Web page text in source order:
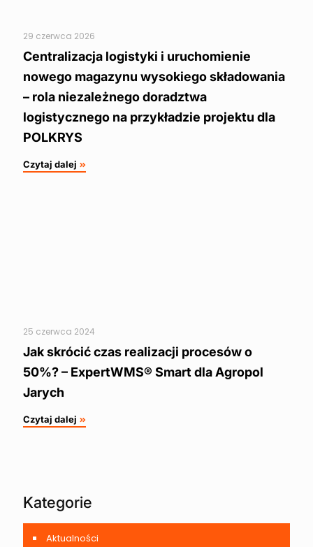
29 czerwca 2026
Centralizacja logistyki i uruchomienie
nowego magazynu wysokiego składowania
– rola niezależnego doradztwa
logistycznego na przykładzie projektu dla
POLKRYS
Czytaj dalej
25 czerwca 2024
Jak skrócić czas realizacji procesów o
50%? – ExpertWMS® Smart dla Agropol
Jarych
Czytaj dalej
Kategorie
Aktualności